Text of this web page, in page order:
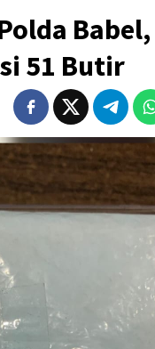
Babel,
51 Butir